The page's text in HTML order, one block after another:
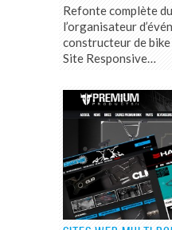
Refonte complète
l’organisateur
constructeur de
Site Responsive…